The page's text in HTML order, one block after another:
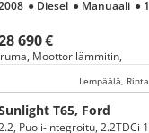
690 €
● Diesel ● Manuaali ●
Moottorilämmitin,
T65, Ford